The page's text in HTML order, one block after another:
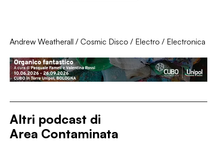
Andrew Weatherall / Cosmic Disco / Electro / Electronica
Altri podcast di
Area Contaminata